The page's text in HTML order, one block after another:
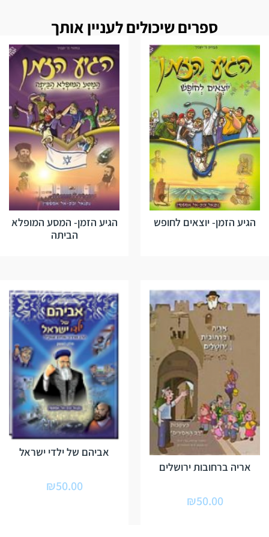
ספרים שיכולים לעניין אותך
הגיע הזמן- יוצאים לחופש
הגיע הזמן- המסע המופלא
הביתה
אריה ברחובות ירושלים
₪50.00
אביהם של ילדי ישראל
₪50.00